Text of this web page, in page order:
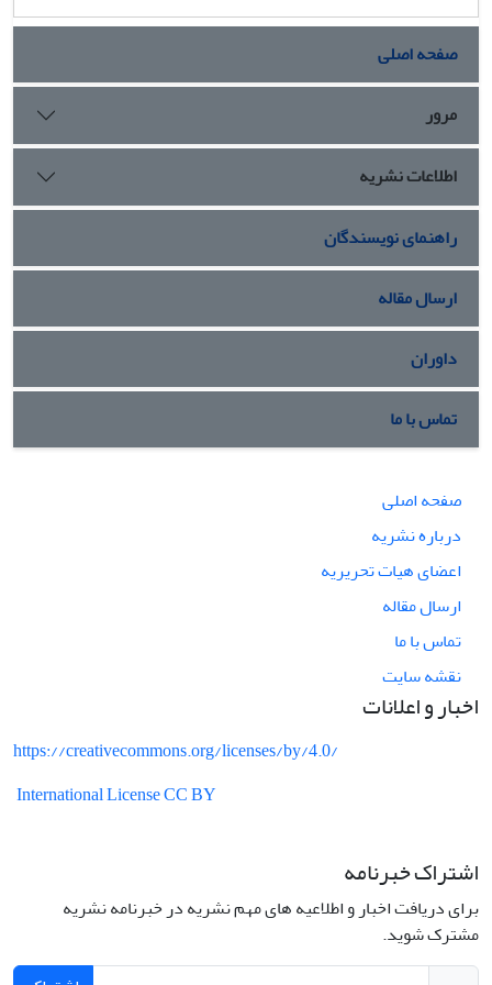
فضای مجازی مثبت، قوی و معنادار می باشد. در بین متغیرهای
جمعیتی رابطه جنسیت، تأهل و رشته تحصیلی با مشارکت سیاسی
معنادار، مثبت و قوی است. تبیین مشارکت سیاسی در حالت کلی،
دینداری(234/0)، مراودت با دوستان در فضای مجازی(226/0)،
هویت ملی(125/0) و تأهل(099/0) به ترتیب قوی ترین پیش بینی
کننده های مشارکت سیاسی هستند و قادرند 48 درصد از
تغییرات واریانس مشارکت سیاسی دانشجویان را تبیین نمایند
صفحه اصلی
مرور
اطلاعات نشریه
راهنمای نویسندگان
ارسال مقاله
داوران
تماس با ما
صفحه اصلی
درباره نشریه
اعضای هیات تحریریه
ارسال مقاله
تماس با ما
نقشه سایت
اخبار و اعلانات
https://creativecommons.org/licenses/by/4.0/
International License CC BY
اشتراک خبرنامه
برای دریافت اخبار و اطلاعیه های مهم نشریه در خبرنامه نشریه
مشترک شوید.